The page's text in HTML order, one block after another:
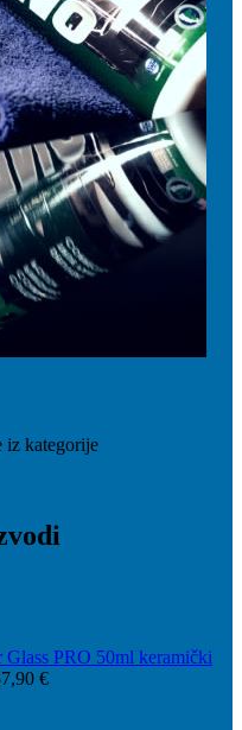
iz kategorije
Glass PRO 50ml keramički
€